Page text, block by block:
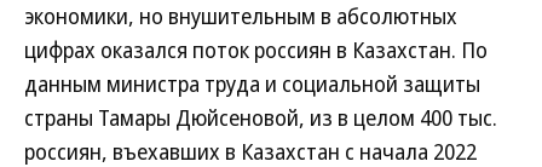
экономики, но внушительным в абсолютных
цифрах оказался поток россиян в Казахстан. По
данным министра труда и социальной защиты
страны Тамары Дюйсеновой, из в целом 400 тыс.
россиян, въехавших в Казахстан с начала 2022